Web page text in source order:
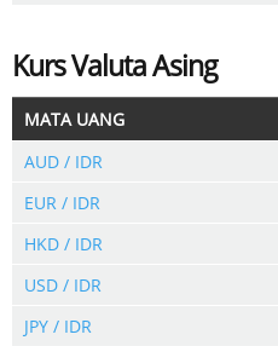
Kurs Valuta Asing
MATA UANG
AUD / IDR
EUR / IDR
HKD / IDR
USD / IDR
JPY / IDR